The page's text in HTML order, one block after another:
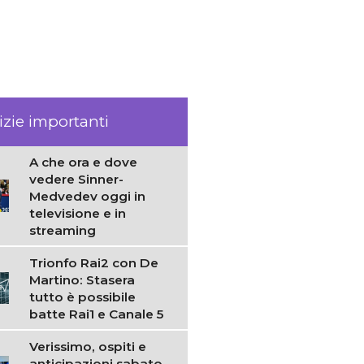
importanti
A che ora e dove
vedere Sinner-
Medvedev oggi in
televisione e in
streaming
Trionfo Rai2 con De
Martino: Stasera
tutto è possibile
batte Rai1 e Canale 5
Verissimo, ospiti e